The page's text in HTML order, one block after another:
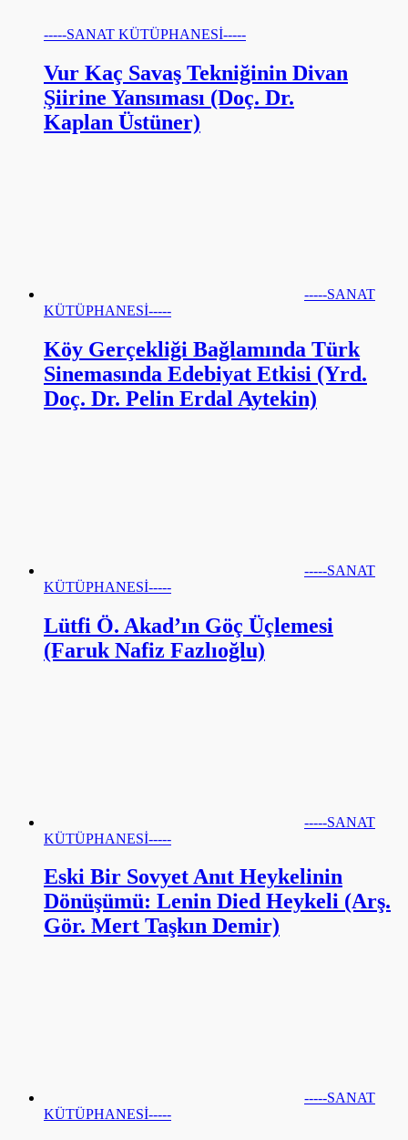
-----SANAT KÜTÜPHANESİ-----
Vur Kaç Savaş Tekniğinin Divan
Şiirine Yansıması (Doç. Dr.
Kaplan Üstüner)
-----SANAT
KÜTÜPHANESİ-----
Köy Gerçekliği Bağlamında Türk
Sinemasında Edebiyat Etkisi (Yrd.
Doç. Dr. Pelin Erdal Aytekin)
-----SANAT
KÜTÜPHANESİ-----
Lütfi Ö. Akad’ın Göç Üçlemesi
(Faruk Nafiz Fazlıoğlu)
-----SANAT
KÜTÜPHANESİ-----
Eski Bir Sovyet Anıt Heykelinin
Dönüşümü: Lenin Died Heykeli (Arş.
Gör. Mert Taşkın Demir)
-----SANAT
KÜTÜPHANESİ-----